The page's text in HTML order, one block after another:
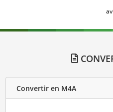
Convertir en M4A